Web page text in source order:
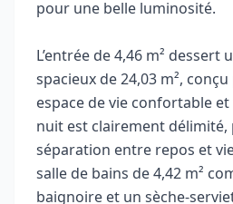
pour une belle luminosité.
L’entrée de 4,46 m²
spacieux de 24,03 m²,
espace de vie confortable
nuit est clairement
séparation entre repos et
salle de bains de 4,42 m²
baignoire et un sèche-